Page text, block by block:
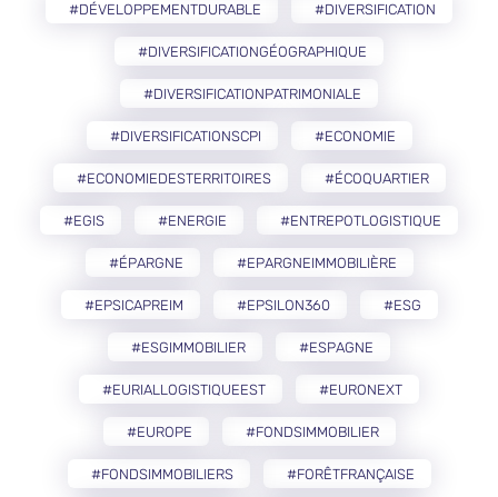
#DÉVELOPPEMENTDURABLE #DIVERSIFICATION
#DIVERSIFICATIONGÉOGRAPHIQUE
#DIVERSIFICATIONPATRIMONIALE
#DIVERSIFICATIONSCPI #ECONOMIE
#ECONOMIEDESTERRITOIRES #ÉCOQUARTIER
#EGIS #ENERGIE #ENTREPOTLOGISTIQUE
#ÉPARGNE #EPARGNEIMMOBILIÈRE
#EPSICAPREIM #EPSILON360 #ESG
#ESGIMMOBILIER #ESPAGNE
#EURIALLOGISTIQUEEST #EURONEXT
#EUROPE #FONDSIMMOBILIER
#FONDSIMMOBILIERS #FORÊTFRANÇAISE